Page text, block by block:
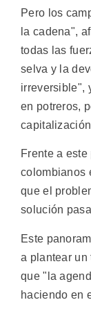
Pero los
la cadena",
todas las
selva y la
irreversible",
en potreros,
Frente a
colombianos
que el
solución
Este
a plantear un
que "la
haciendo en